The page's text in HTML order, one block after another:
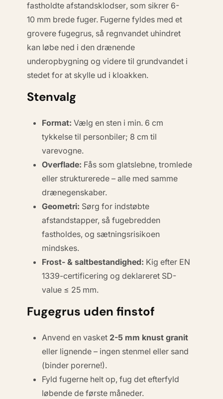
fastholdte afstandsklodser, som sikrer 6-
10 mm brede fuger. Fugerne fyldes med et
grovere fugegrus, så regnvandet uhindret
kan løbe ned i den drænende
underopbygning og videre til grundvandet i
stedet for at skylle ud i kloakken.
Stenvalg
Format: Vælg en sten i min. 6 cm
tykkelse til personbiler; 8 cm til
varevogne.
Overflade: Fås som glatslebne, tromlede
eller strukturerede – alle med samme
drænegenskaber.
Geometri: Sørg for indstøbte
afstandstapper, så fugebredden
fastholdes, og sætningsrisikoen
mindskes.
Frost- & saltbestandighed: Kig efter EN
1339-certificering og deklareret SD-
value ≤ 25 mm.
Fugegrus uden finstof
Anvend en vasket 2-5 mm knust granit
eller lignende – ingen stenmel eller sand
(binder porerne!).
Fyld fugerne helt op, fug det efterfyld
løbende de første måneder.